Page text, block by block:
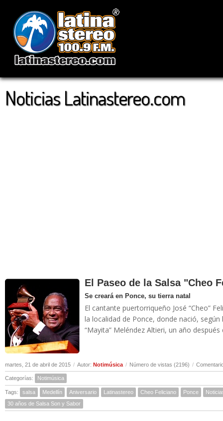
Noticias Latinastereo.com
El Paseo de la Salsa "Cheo
Se creará en Ponce, su tierra natal
El cantante puertorriqueño José “Cheo”
la localidad de Ponce, donde nació,
“Mayita” Meléndez Altieri, un año después
martes, 21 de abril de 2015 / Autor: Notimúsica / Número de vistas (2196) /
Categorías: Notimúsica
Tags: salsa Medellín Aniversario Latinastereo Cheo Feliciano Ponce
30 años de Salsa Son y Sabor